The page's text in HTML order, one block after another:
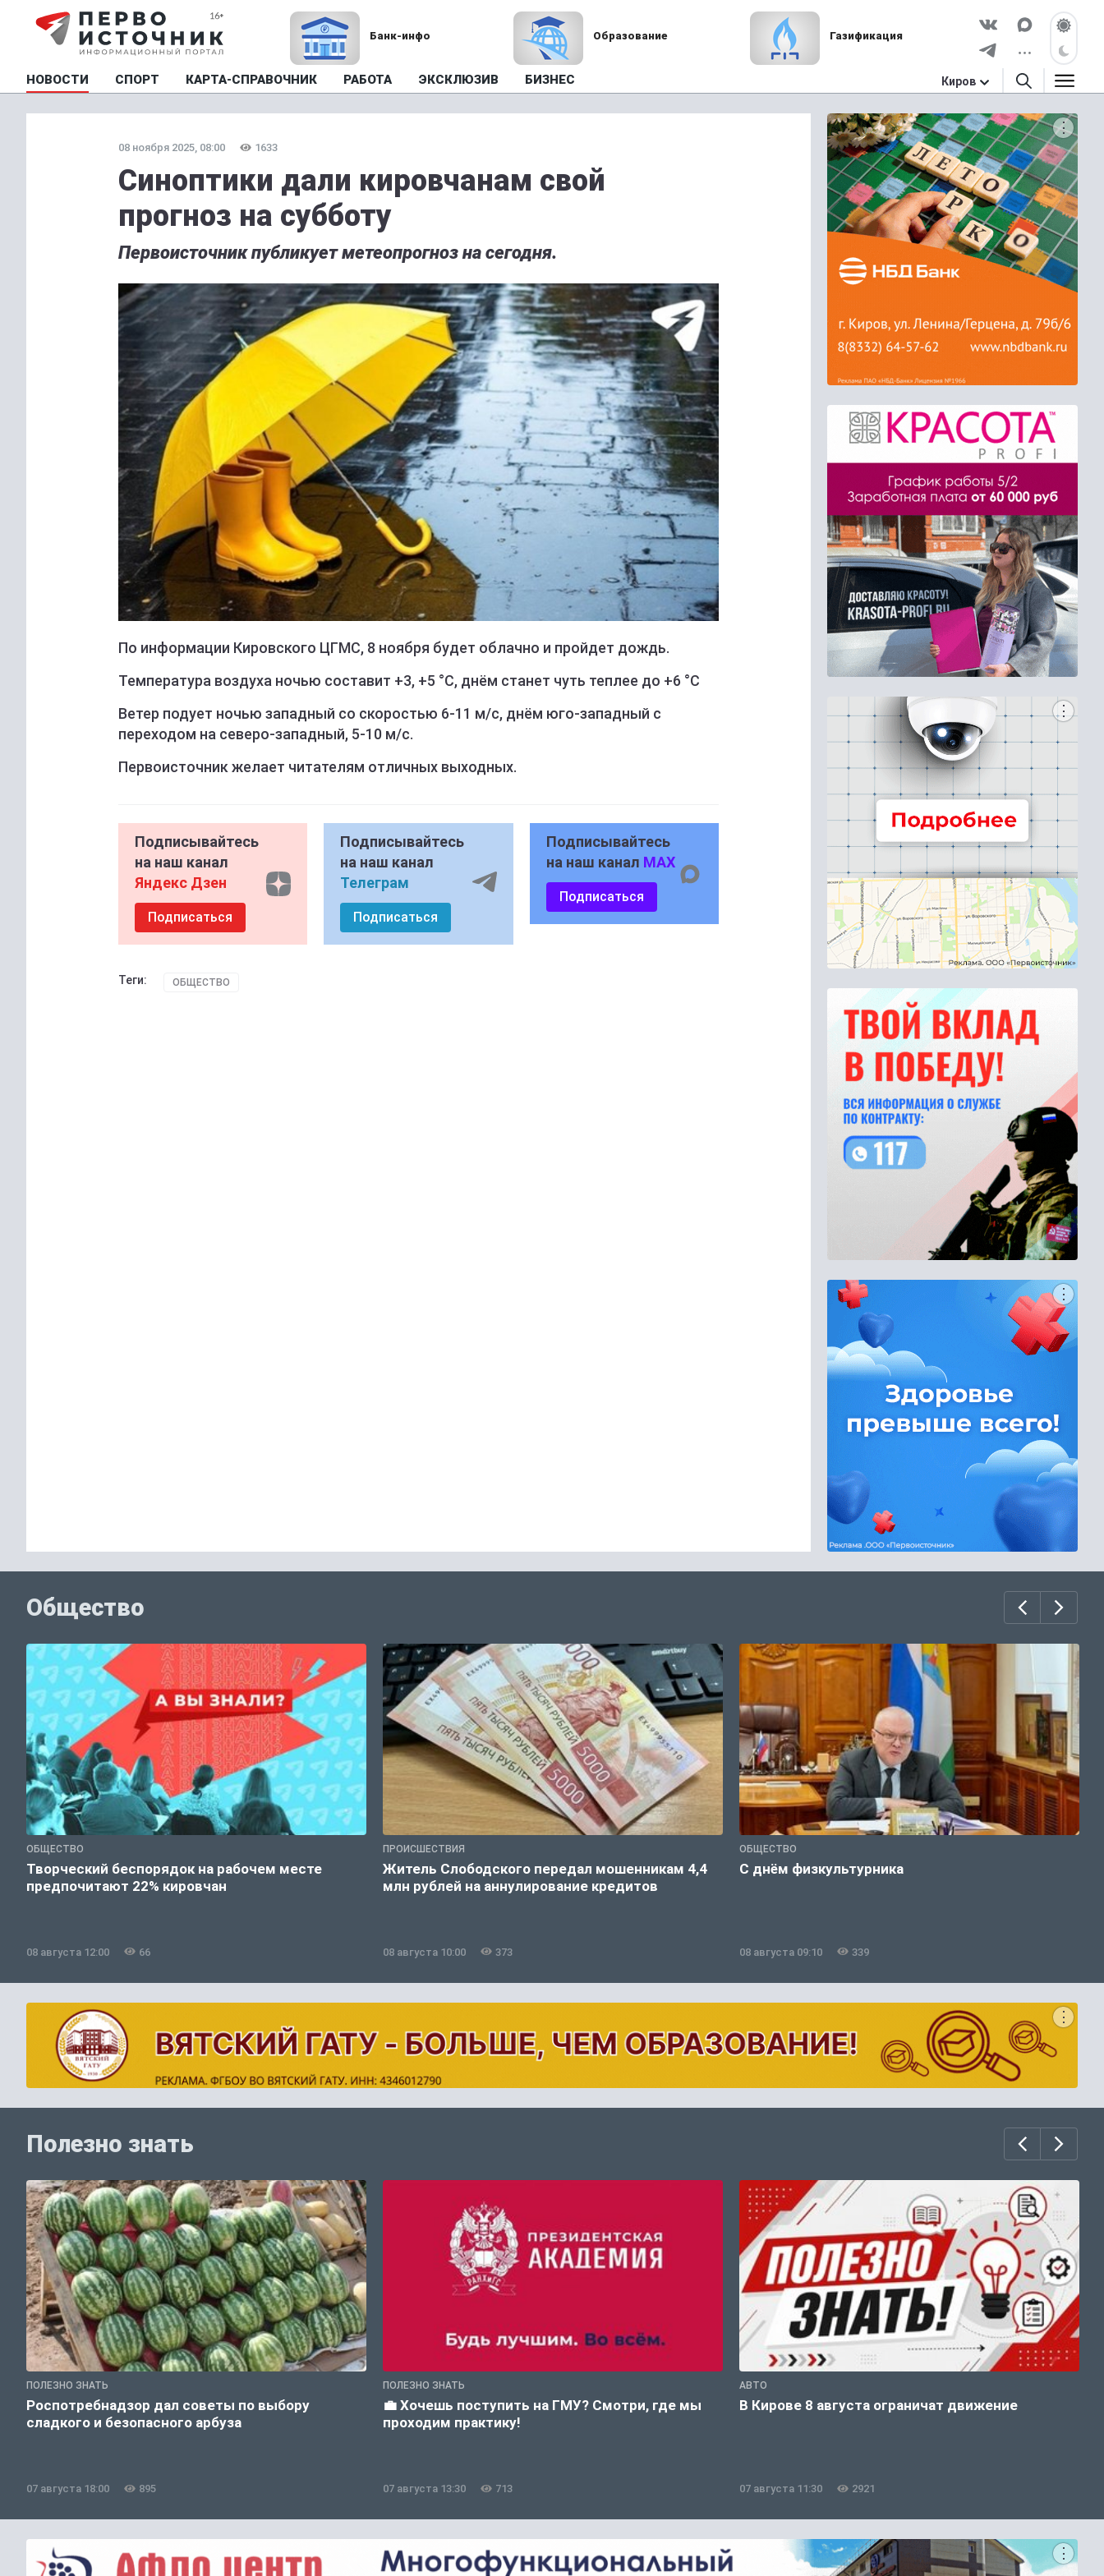
Банк-инфо Образование Газификация
НОВОСТИ СПОРТ КАРТА-СПРАВОЧНИК РАБОТА ЭКСКЛЮЗИВ БИЗНЕС Киров
08 ноября 2025, 08:00 1633
Синоптики дали кировчанам свой
прогноз на субботу
Первоисточник публикует метеопрогноз на сегодня.
По информации Кировского ЦГМС, 8 ноября будет облачно и пройдет дождь.
Температура воздуха ночью составит +3, +5 °C, днём станет чуть теплее до +6 °C
Ветер подует ночью западный со скоростью 6-11 м/с, днём юго-западный с
переходом на северо-западный, 5-10 м/с.
Первоисточник желает читателям отличных выходных.
Подписывайтесь
на наш канал
Яндекс Дзен
Подписаться
Подписывайтесь
на наш канал
Телеграм
Подписаться
Подписывайтесь
на наш канал MAX
Подписаться
Теги: ОБЩЕСТВО
Общество
ОБЩЕСТВО
Творческий беспорядок на рабочем месте
предпочитают 22% кировчан
08 августа 12:00 66
ПРОИСШЕСТВИЯ
Житель Слободского передал мошенникам 4,4
млн рублей на аннулирование кредитов
08 августа 10:00 373
ОБЩЕСТВО
С днём физкультурника
08 августа 09:10 339
Полезно знать
ПОЛЕЗНО ЗНАТЬ
Роспотребнадзор дал советы по выбору
сладкого и безопасного арбуза
07 августа 18:00 895
ПОЛЕЗНО ЗНАТЬ
💼 Хочешь поступить на ГМУ? Смотри, где мы
проходим практику!
07 августа 13:30 713
АВТО
В Кирове 8 августа ограничат движение
07 августа 11:30 2921